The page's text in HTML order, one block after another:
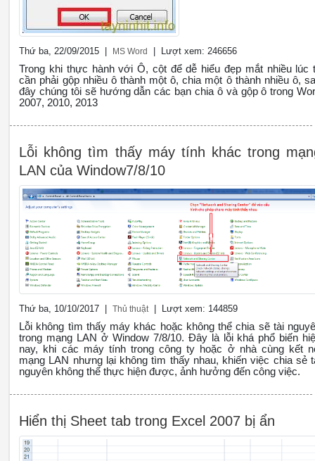
Thứ ba, 22/09/2015 | MS Word | Lượt xem: 246656
Trong khi thực hành với Ô, cột để dễ hiểu đẹp mắt nhiều lúc
cần phải gộp nhiều ô thành một ô, chia một ô thành nhiều ô,
đây chúng tôi sẽ hướng dẫn các bạn chia ô và gộp ô trong
2007, 2010, 2013
Lỗi không tìm thấy máy tính khác trong
LAN của Window7/8/10
Thứ ba, 10/10/2017 |Thủ thuật | Lượt xem: 144859
Lỗi không tìm thấy máy khác hoặc không thể chia sẽ tài
trong mạng LAN ở Window 7/8/10. Đây là lỗi khá phổ biến
nay, khi các máy tính trong công ty hoặc ở nhà cùng kết
mạng LAN nhưng lại không tìm thấy nhau, khiến việc chia sẻ
nguyên không thể thực hiện được, ảnh hưởng đến công việc.
Hiển thị Sheet tab trong Excel 2007 bị ẩn